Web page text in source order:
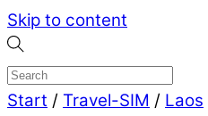
Skip to content
Start / Travel-SIM / Laos